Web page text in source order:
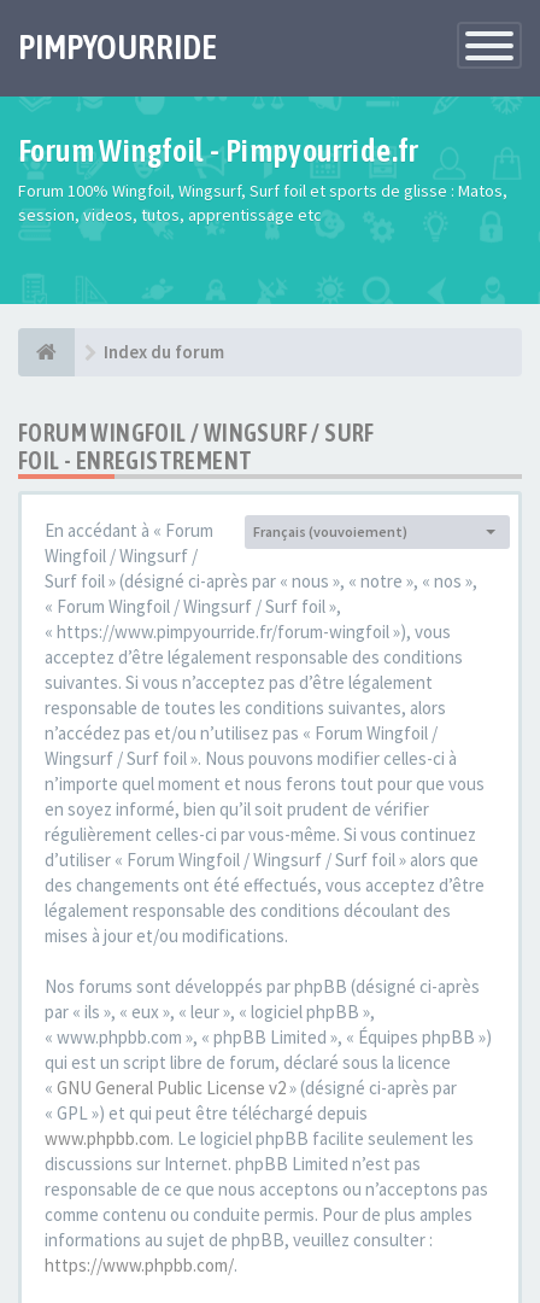
Toggle
PIMPYOURRIDE
Forum Wingfoil - Pimpyourride.fr
Forum 100% Wingfoil, Wingsurf, Surf foil et sports de glisse : Matos,
session, videos, tutos, apprentissage etc
Index du forum
FORUM WINGFOIL / WINGSURF / SURF
FOIL - ENREGISTREMENT
Langue :
Français (vouvoiement)
En accédant à « Forum
Wingfoil / Wingsurf /
Surf foil » (désigné ci-après par « nous », « notre », « nos »,
« Forum Wingfoil / Wingsurf / Surf foil »,
« https://www.pimpyourride.fr/forum-wingfoil »), vous
acceptez d’être légalement responsable des conditions
suivantes. Si vous n’acceptez pas d’être légalement
responsable de toutes les conditions suivantes, alors
n’accédez pas et/ou n’utilisez pas « Forum Wingfoil /
Wingsurf / Surf foil ». Nous pouvons modifier celles-ci à
n’importe quel moment et nous ferons tout pour que vous
en soyez informé, bien qu’il soit prudent de vérifier
régulièrement celles-ci par vous-même. Si vous continuez
d’utiliser « Forum Wingfoil / Wingsurf / Surf foil » alors que
des changements ont été effectués, vous acceptez d’être
légalement responsable des conditions découlant des
mises à jour et/ou modifications.
Nos forums sont développés par phpBB (désigné ci-après
par « ils », « eux », « leur », « logiciel phpBB »,
« www.phpbb.com », « phpBB Limited », « Équipes phpBB »)
qui est un script libre de forum, déclaré sous la licence
« GNU General Public License v2» (désigné ci-après par
« GPL ») et qui peut être téléchargé depuis
www.phpbb.com. Le logiciel phpBB facilite seulement les
discussions sur Internet. phpBB Limited n’est pas
responsable de ce que nous acceptons ou n’acceptons pas
comme contenu ou conduite permis. Pour de plus amples
informations au sujet de phpBB, veuillez consulter :
https://www.phpbb.com/.